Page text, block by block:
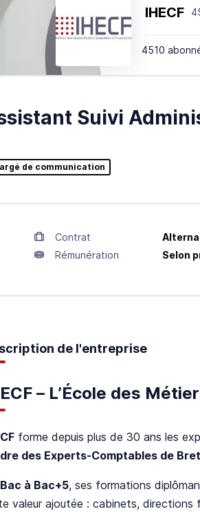
IHECF
4510
Suivi
de communication
Contrat
Rémunération
Selon
de l'entreprise
– L’École des
forme depuis plus de 30 ans les
des Experts-Comptables de
Bac à Bac+5, ses formations
valeur ajoutée : cabinets, directions